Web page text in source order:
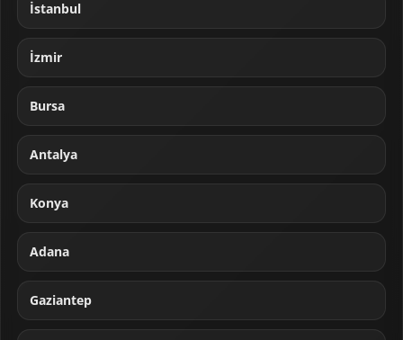
İstanbul
İzmir
Bursa
Antalya
Konya
Adana
Gaziantep